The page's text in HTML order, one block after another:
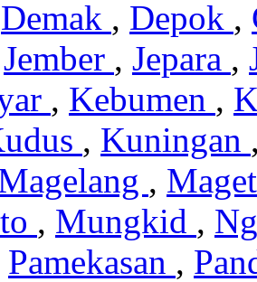
Demak , Depok ,
Jember , Jepara ,
, Kebumen ,
, Kuningan
,
, Mungkid ,
Pamekasan ,